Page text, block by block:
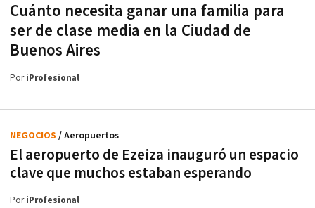
Cuánto necesita ganar una familia para
ser de clase media en la Ciudad de
Buenos Aires
PoriProfesional
El aeropuerto de Ezeiza inauguró un espacio
clave que muchos estaban esperando
NEGOCIOS / Aeropuertos
PoriProfesional